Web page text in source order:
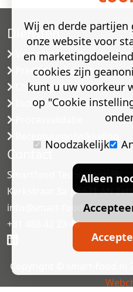
Diensten
Versneld
Predictive modelling
Challenge testen
Industriële microbiologie
Contact
Smartfood Technology BV
Kerkstraat 3a | 6671 AN
info@smart-food.nl
+31 488 42 23 46
Copyright © smart-food.nl
Wij en derde partijen
onze website voor
en
cookies zijn
kunt u uw voorkeur
op "Cookie
Noodzakelijk
Alleen